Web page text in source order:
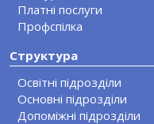
Платні послуги
Профспілка
Структура
Освітні підрозділи
Основні підрозділи
Допоміжні підрозділи